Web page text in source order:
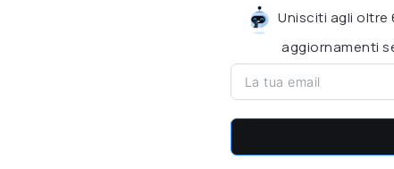
Unisciti agli oltre
aggiornamenti